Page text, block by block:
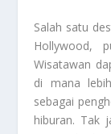
Salah satu
Hollywood,
Wisatawan
di mana
sebagai
hiburan. Tak